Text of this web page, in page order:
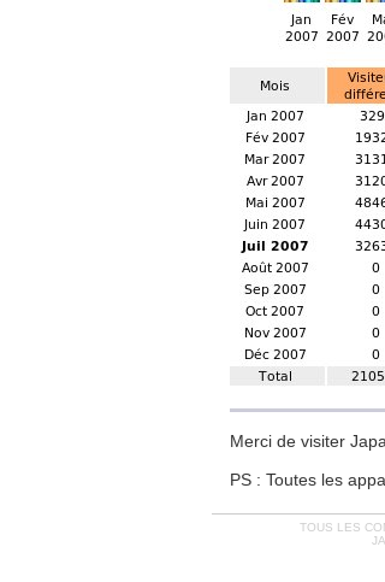
Merci de visiter
PS : Toutes les
TOUS LES